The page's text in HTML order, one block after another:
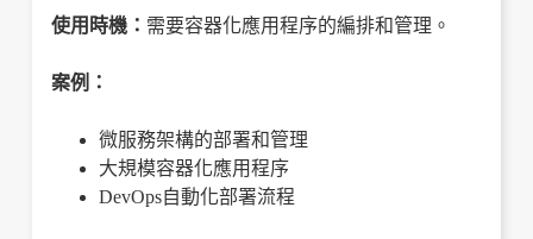
使用時機： 需要容器化應用程序的編排和管理。
案例：
微服務架構的部署和管理
大規模容器化應用程序
DevOps自動化部署流程